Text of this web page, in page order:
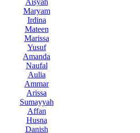
Maryam
Irdina
Mateen
Marissa
Yusuf
Amanda
Naufal
Aulia
Ammar
Arissa
Sumayyah
Affan
Husna
Danish